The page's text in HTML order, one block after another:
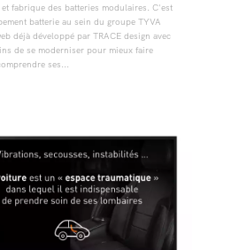
fabrique des batteries modulaires. C'est
batterie au sein du groupe TYVA
déjà développé par TRACE design avec
de se moderniser pour mieux faire
ses...